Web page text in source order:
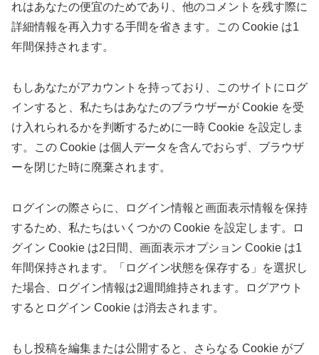
れはあなたの便宜のためであり、他のコメントを残す際に
詳細情報を再入力する手間を省きます。この Cookie は1
年間保持されます。
もしあなたがアカウントを持っており、このサイトにログ
インすると、私たちはあなたのブラウザーが Cookie を受
け入れられるかを判断するために一時 Cookie を設定しま
す。この Cookie は個人データを含んでおらず、ブラウザ
ーを閉じた時に廃棄されます。
ログインの際さらに、ログイン情報と画面表示情報を保持
するため、私たちはいくつかの Cookie を設定します。ロ
グイン Cookie は2日間、画面表示オプション Cookie は1
年間保持されます。「ログイン状態を保存する」を選択し
た場合、ログイン情報は2週間維持されます。ログアウト
するとログイン Cookie は消去されます。
もし投稿を編集または公開すると、さらなる Cookie がブ